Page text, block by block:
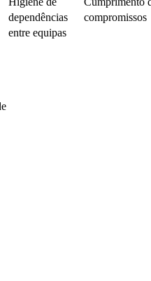
dependências
entre equipas
compromissos